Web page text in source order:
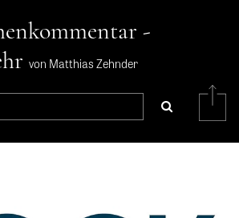
-
von Matthias Zehnder